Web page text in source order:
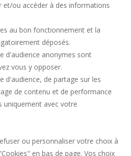
et/ou accéder à des informations
au bon fonctionnement et la
déposés.
d'audience anonymes sont
vous y opposer.
d'audience, de partage sur les
de contenu et de performance
uniquement avec votre
ou personnaliser votre choix à
en bas de page. Vos choix